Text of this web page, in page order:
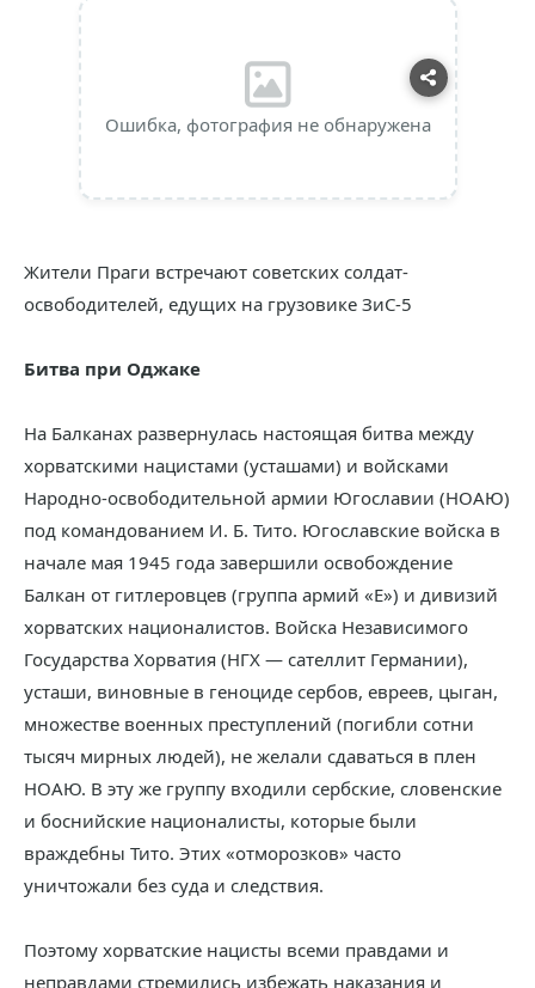
Ошибка, фотография не обнаружена
Жители Праги встречают советских солдат-
освободителей, едущих на грузовике ЗиС-5
Битва при Оджаке
На Балканах развернулась настоящая битва между
хорватскими нацистами (усташами) и войсками
Народно-освободительной армии Югославии (НОАЮ)
под командованием И. Б. Тито. Югославские войска в
начале мая 1945 года завершили освобождение
Балкан от гитлеровцев (группа армий «Е») и дивизий
хорватских националистов. Войска Независимого
Государства Хорватия (НГХ — сателлит Германии),
усташи, виновные в геноциде сербов, евреев, цыган,
множестве военных преступлений (погибли сотни
тысяч мирных людей), не желали сдаваться в плен
НОАЮ. В эту же группу входили сербские, словенские
и боснийские националисты, которые были
враждебны Тито. Этих «отморозков» часто
уничтожали без суда и следствия.
Поэтому хорватские нацисты всеми правдами и
неправдами стремились избежать наказания и